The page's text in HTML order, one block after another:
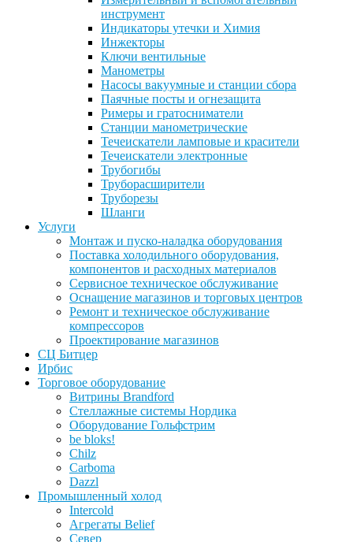
инструмент
Индикаторы утечки и Химия
Инжекторы
Ключи вентильные
Манометры
Насосы вакуумные и станции сбора
Паячные посты и огнезащита
Римеры и гратосниматели
Станции манометрические
Течеискатели ламповые и красители
Течеискатели электронные
Трубогибы
Труборасширители
Труборезы
Шланги
Услуги
Монтаж и пуско-наладка оборудования
Поставка холодильного оборудования,
компонентов и расходных материалов
Сервисное техническое обслуживание
Оснащение магазинов и торговых центров
Ремонт и техническое обслуживание
компрессоров
Проектирование магазинов
СЦ Битцер
Ирбис
Торговое оборудование
Витрины Brandford
Стеллажные системы Нордика
Оборудование Гольфстрим
be bloks!
Chilz
Carboma
Dazzl
Промышленный холод
Intercold
Агрегаты Belief
Север